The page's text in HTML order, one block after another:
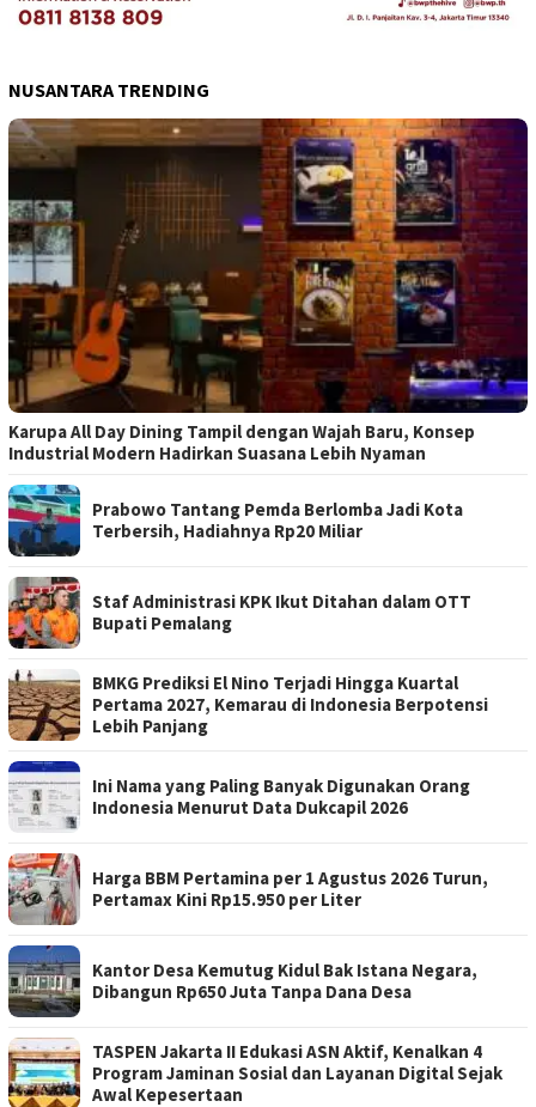
NUSANTARA TRENDING
Karupa All Day Dining Tampil dengan Wajah Baru, Konsep
Industrial Modern Hadirkan Suasana Lebih Nyaman
Prabowo Tantang Pemda Berlomba Jadi Kota
Terbersih, Hadiahnya Rp20 Miliar
Staf Administrasi KPK Ikut Ditahan dalam OTT
Bupati Pemalang
BMKG Prediksi El Nino Terjadi Hingga Kuartal
Pertama 2027, Kemarau di Indonesia Berpotensi
Lebih Panjang
Ini Nama yang Paling Banyak Digunakan Orang
Indonesia Menurut Data Dukcapil 2026
Harga BBM Pertamina per 1 Agustus 2026 Turun,
Pertamax Kini Rp15.950 per Liter
Kantor Desa Kemutug Kidul Bak Istana Negara,
Dibangun Rp650 Juta Tanpa Dana Desa
TASPEN Jakarta II Edukasi ASN Aktif, Kenalkan 4
Program Jaminan Sosial dan Layanan Digital Sejak
Awal Kepesertaan